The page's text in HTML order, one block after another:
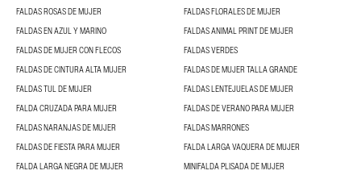
FALDAS ROSAS DE MUJER
FALDAS FLORALES DE MUJER
FALDAS EN AZUL Y MARINO
FALDAS ANIMAL PRINT DE MUJER
FALDAS DE MUJER CON FLECOS
FALDAS VERDES
FALDAS DE CINTURA ALTA MUJER
FALDAS DE MUJER TALLA GRANDE
FALDAS TUL DE MUJER
FALDAS LENTEJUELAS DE MUJER
FALDA CRUZADA PARA MUJER
FALDAS DE VERANO PARA MUJER
FALDAS NARANJAS DE MUJER
FALDAS MARRONES
FALDAS DE FIESTA PARA MUJER
FALDA LARGA VAQUERA DE MUJER
FALDA LARGA NEGRA DE MUJER
MINIFALDA PLISADA DE MUJER